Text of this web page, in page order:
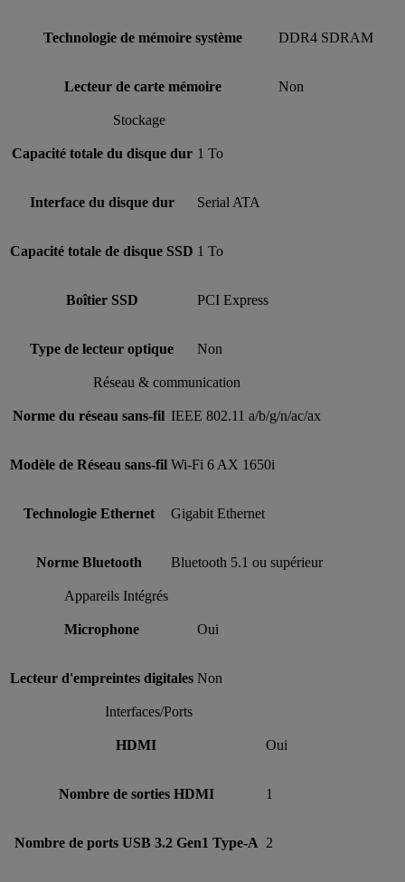
Technologie de mémoire système DDR4 SDRAM
Lecteur de carte mémoire Non
Stockage
Capacité totale du disque dur 1 To
Interface du disque dur Serial ATA
Capacité totale de disque SSD 1 To
Boîtier SSD PCI Express
Type de lecteur optique Non
Réseau & communication
Norme du réseau sans-fil IEEE 802.11 a/b/g/n/ac/ax
Modèle de Réseau sans-fil Wi-Fi 6 AX 1650i
Technologie Ethernet Gigabit Ethernet
Norme Bluetooth Bluetooth 5.1 ou supérieur
Appareils Intégrés
Microphone Oui
Lecteur d'empreintes digitales Non
Interfaces/Ports
HDMI Oui
Nombre de sorties HDMI 1
Nombre de ports USB 3.2 Gen1 Type-A 2